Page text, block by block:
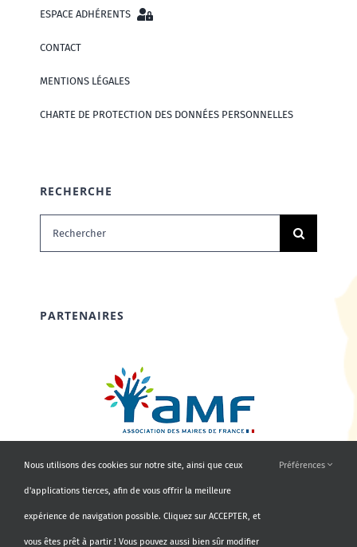
ESPACE ADHÉRENTS
CONTACT
MENTIONS LÉGALES
CHARTE DE PROTECTION DES DONNÉES PERSONNELLES
RECHERCHE
Rechercher:
PARTENAIRES
Nous utilisons des cookies sur notre site, ainsi que ceux
d'applications tierces, afin de vous offrir la meilleure
expérience de navigation possible. Cliquez sur ACCEPTER, et
vous êtes prêt à partir ! Vous pouvez aussi bien sûr modifier
Préférences